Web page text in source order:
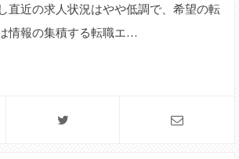
直近の求人状況はやや低調で、希望の転
情報の集積する転職エ…